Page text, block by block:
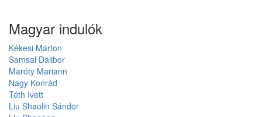
Magyar indulók
Kékesi Márton
Samsal Dalibor
Maróty Mariann
Nagy Konrád
Tóth Ivett
Liu Shaolin Sándor